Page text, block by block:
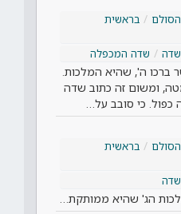
בראשית
שדה שדה המכפלה
ה', שהיא המלכות.
ומשום זה כתוב שדה
כי סובב על…
בראשית
שדה
הג' שהיא ממותקת…